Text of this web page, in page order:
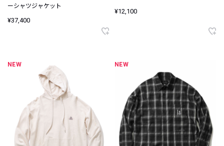
ーシャツジャケット
¥37,400
¥12,100
NEW NEW